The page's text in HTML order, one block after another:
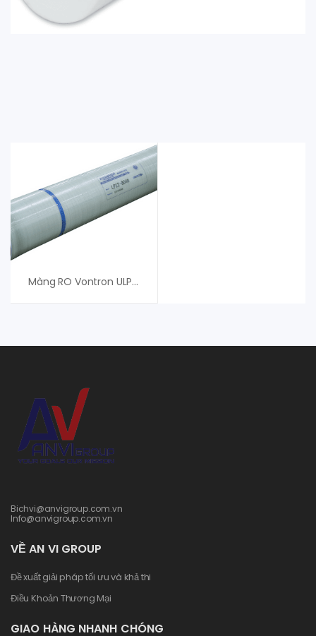
Màng RO Vontron ULP32-8040 – An Vi Group Nhập Khẩu
Bichvi@anvigroup.com.vn
Info@anvigroup.com.vn
VỀ AN VI GROUP
Đề xuất giải pháp tối ưu và khả thi
Điều Khoản Thương Mại
GIAO HÀNG NHANH CHÓNG